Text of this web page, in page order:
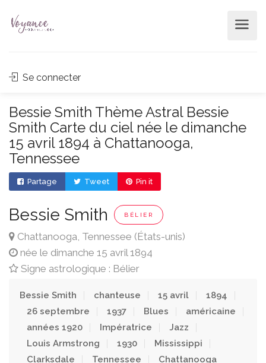
Se connecter
Bessie Smith Thème Astral Bessie
Smith Carte du ciel née le dimanche
15 avril 1894 à Chattanooga,
Tennessee
Partage Tweet Pin it
Bessie Smith BÉLIER
Chattanooga, Tennessee (États-unis)
née le dimanche 15 avril 1894
Signe astrologique : Bélier
Bessie Smith chanteuse 15 avril
1894
26 septembre
1937 Blues
américaine
années 1920
Impératrice
Jazz
Louis Armstrong
1930
Mississippi
Clarksdale
Tennessee Chattanooga